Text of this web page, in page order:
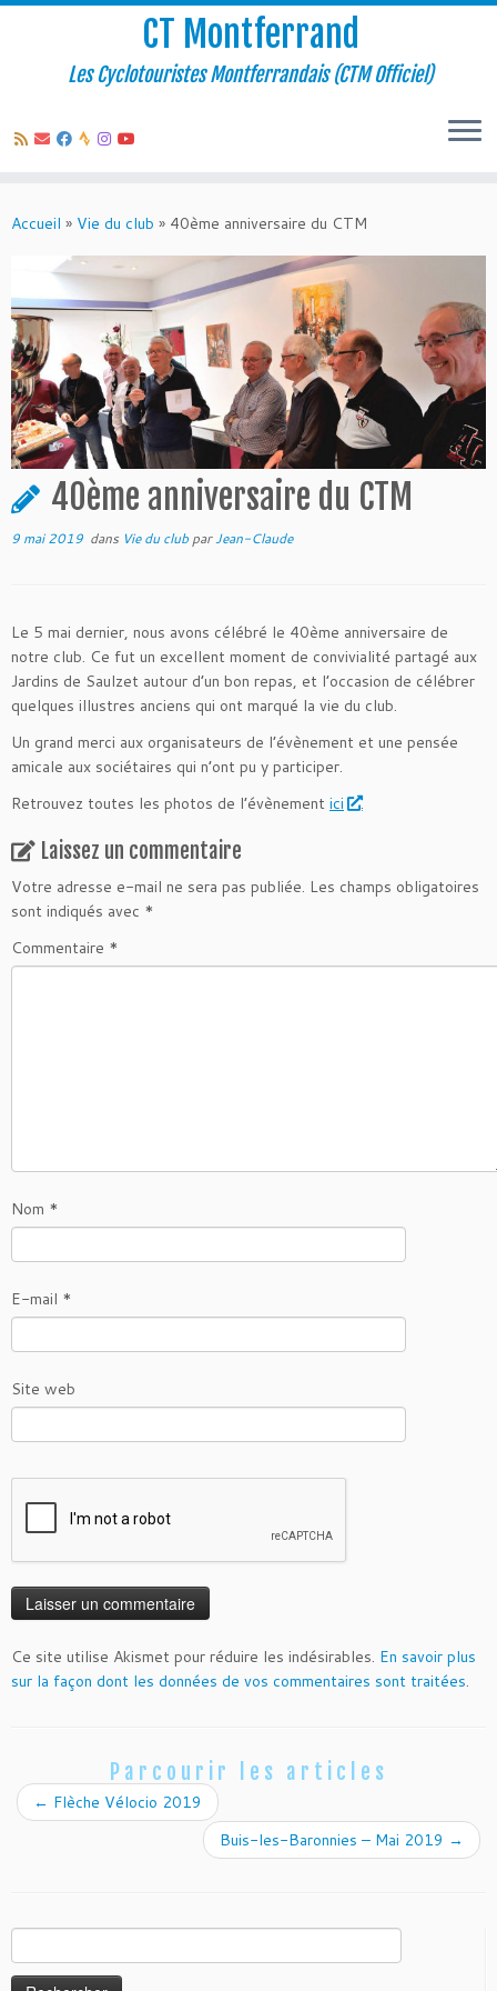
au
CT Montferrand
Les Cyclotouristes Montferrandais (CTM Officiel)
Accueil » Vie du club » 40ème anniversaire du CTM
40ème anniversaire du CTM
9 mai 2019 dans Vie du club parJean-Claude
Le 5 mai dernier, nous avons célébré le 40ème anniversaire de
notre club. Ce fut un excellent moment de convivialité partagé aux
Jardins de Saulzet autour d’un bon repas, et l’occasion de célébrer
quelques illustres anciens qui ont marqué la vie du club.
Un grand merci aux organisateurs de l’évènement et une pensée
amicale aux sociétaires qui n’ont pu y participer.
Retrouvez toutes les photos de l’évènement ici .
Laissez un commentaire
Votre adresse e-mail ne sera pas publiée. Les champs obligatoires
sont indiqués avec *
Commentaire *
Nom *
E-mail *
Site web
Ce site utilise Akismet pour réduire les indésirables. En savoir plus
sur la façon dont les données de vos commentaires sont traitées.
Parcourir les articles
← Flèche Vélocio 2019
Buis-les-Baronnies – Mai 2019 →